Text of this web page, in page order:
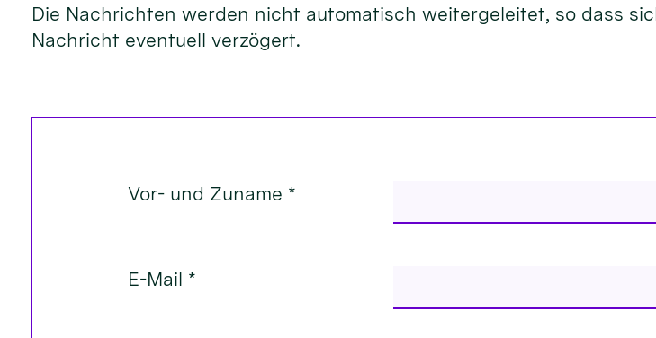
Die Nachrichten werden nicht automatisch weitergeleitet, so dass
Nachricht eventuell verzögert.
Vor- und Zuname *
E-Mail *